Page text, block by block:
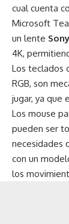
cual cuenta
Microsoft
un lente
4K,
Los teclados
RGB, son
jugar, ya que
Los mouse
pueden ser
necesidades
con un
los